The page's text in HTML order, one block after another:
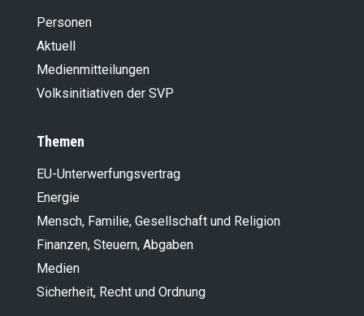
Personen
Aktuell
Medienmitteilungen
Volksinitiativen der SVP
Themen
EU-Unterwerfungsvertrag
Energie
Mensch, Familie, Gesellschaft und Religion
Finanzen, Steuern, Abgaben
Medien
Sicherheit, Recht und Ordnung